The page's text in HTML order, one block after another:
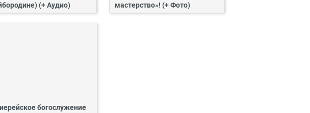
(+ Аудио)
мастерство»! (+ Фото)
богослужение